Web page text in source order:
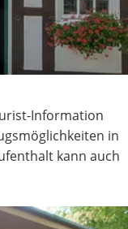
Information
in
kann auch